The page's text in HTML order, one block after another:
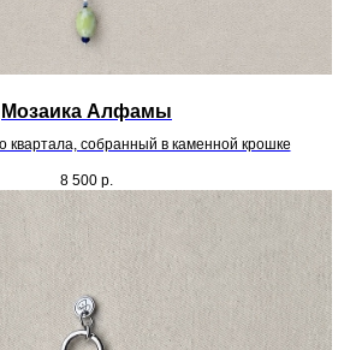
Мозаика Алфамы
квартала, собранный в каменной крошке
8 500 р.